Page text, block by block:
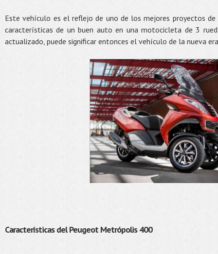
Este vehículo es el reflejo de uno de los mejores proyectos
características de un buen auto en una motocicleta de 3
actualizado, puede significar entonces el vehículo de la nueva
Características del Peugeot Metrópolis 400